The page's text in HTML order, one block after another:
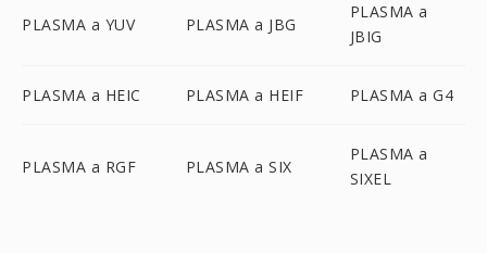
PLASMA a YUV PLASMA a JBG
PLASMA a
JBIG
PLASMA a HEIC PLASMA a HEIF PLASMA a G4
PLASMA a RGF PLASMA a SIX
PLASMA a
SIXEL